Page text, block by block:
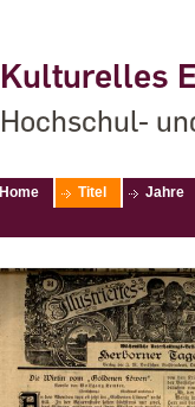
Kulturelles
Hochschul-
Home Titel Jahre